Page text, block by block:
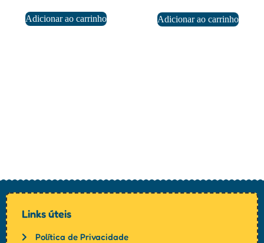
Adicionar ao carrinho Adicionar ao carrinho
Links úteis
Política de Privacidade